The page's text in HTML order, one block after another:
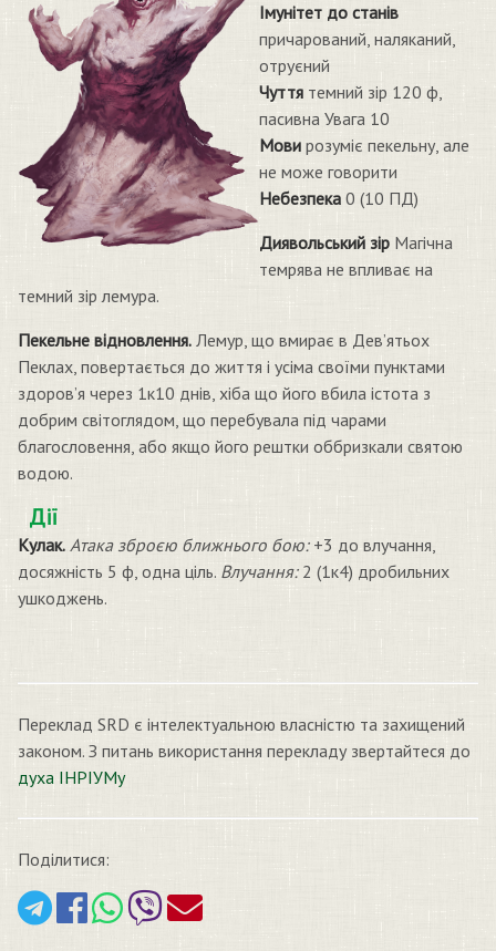
Імунітет до станів
причарований, наляканий,
отруєний
Чуття темний зір 120 ф,
пасивна Увага 10
Мови розуміє пекельну, але
не може говорити
Небезпека 0 (10 ПД)
Диявольський зір Магічна
темрява не впливає на
темний зір лемура.
Пекельне відновлення. Лемур, що вмирає в Дев’ятьох
Пеклах, повертається до життя і усіма своїми пунктами
здоров’я через 1к10 днів, хіба що його вбила істота з
добрим світоглядом, що перебувала під чарами
благословення, або якщо його рештки оббризкали святою
водою.
Дії
Кулак. Атака зброєю ближнього бою:+3 до влучання,
досяжність 5 ф, одна ціль. Влучання:2 (1к4) дробильних
ушкоджень.
Переклад SRD є інтелектуальною власністю та захищений
законом. З питань використання перекладу звертайтеся до
духа ІНРІУМу
Поділитися: